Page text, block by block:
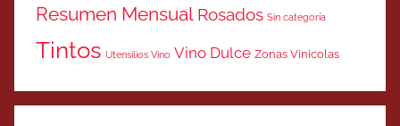
Resumen Mensual Rosados Sin categoría
Tintos Utensilios Vino Vino Dulce Zonas Vinicolas